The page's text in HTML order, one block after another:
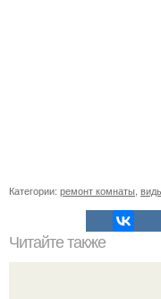
Категории: ремонт комнаты
Читайте также